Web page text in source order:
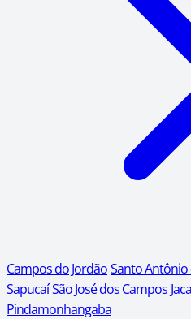
Campos do JordãoSanto Antônio
SapucaíSão José dos Campos
Pindamonhangaba